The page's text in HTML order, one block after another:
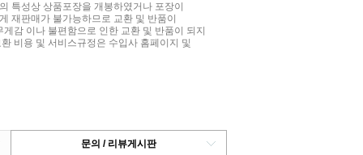
특성상 상품포장을 개봉하였거나 포장이
재판매가 불가능하므로 교환 및 반품이
감 이나 불편함으로 인한 교환 및 반품이 되지
비용 및 서비스규정은 수입사 홈페이지 및
문의 / 리뷰게시판